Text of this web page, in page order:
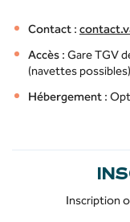
Contact :
Accès : Gare TGV
(navettes possibles) ​
Hébergement :
Inscription